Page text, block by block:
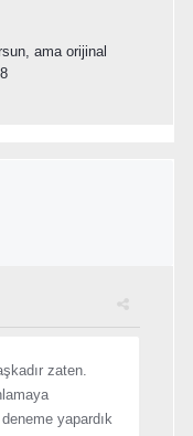
ama orijinal
zaten.
yapardık